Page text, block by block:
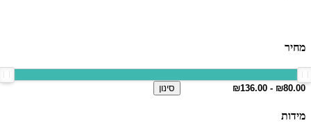
מחיר
סינון
מידות